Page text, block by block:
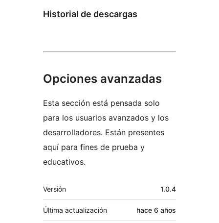
Historial de descargas
Opciones avanzadas
Esta sección está pensada solo
para los usuarios avanzados y los
desarrolladores. Están presentes
aquí para fines de prueba y
educativos.
Meta
Versión 1.0.4
Última actualización hace 6 años